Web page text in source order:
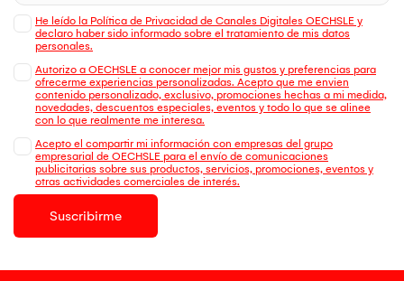
He leído la Política de Privacidad de Canales Digitales OECHSLE y
declaro haber sido informado sobre el tratamiento de mis datos
personales.
Autorizo a OECHSLE a conocer mejor mis gustos y preferencias para
ofrecerme experiencias personalizadas. Acepto que me envien
contenido personalizado, exclusivo, promociones hechas a mi medida,
novedades, descuentos especiales, eventos y todo lo que se alinee
con lo que realmente me interesa.
Acepto el compartir mi información con empresas del grupo
empresarial de OECHSLE para el envío de comunicaciones
publicitarias sobre sus productos, servicios, promociones, eventos y
otras actividades comerciales de interés.
Suscribirme